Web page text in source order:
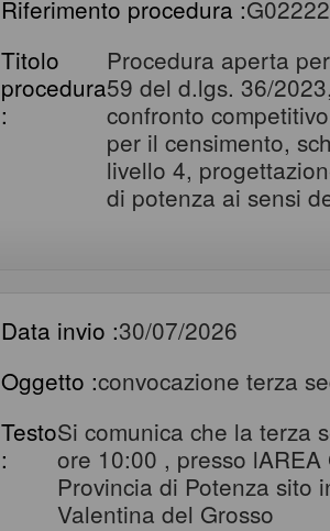
Riferimento procedura :
Titolo
procedura
:
Procedura aperta
59 del d.lgs. 36/
confronto
per il censimento,
livello 4,
di potenza ai sensi
Data invio :30/07/2026
Oggetto :convocazione terza
Testo
:
Si comunica che la terza
ore 10:00 , presso
Provincia di Potenza sito
Valentina del Grosso